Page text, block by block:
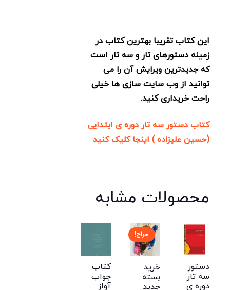
این کتاب تقریبا بهترین کتاب در
زمینه دستورهای تار و سه تار است
که جدیدترین ویرایش آن را می
توانید از وب سایت سازی ها خیلی
راحت خریداری کنید.
کتاب دستور سه تار دوره ی ابتدایی
(حسین علیزاده ) اینجا کلیک کنید
محصولات مشابه
دستور
سه تار
دوره ی
حراج!
خرید
بسته
جدید
کتاب
جواب
آواز